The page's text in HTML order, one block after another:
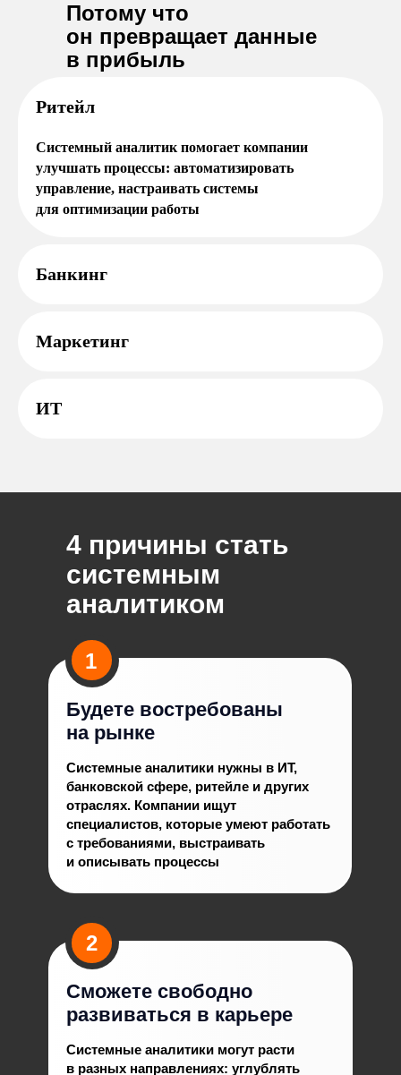
Потому что
он превращает данные
в прибыль
Рит ейл
Cистемный аналитик помогает компании
улучшать процессы: автоматизировать
управление, настраивать системы
для оптимизации работы
Банки нг
Марк етинг
ИТ
Будете востребованы
на рынке
Системные аналитики нужны в ИТ,
банковской сфере, ритейле и других
отраслях. Компании ищут
специалистов, которые умеют работать
с требованиями, выстраивать
и описывать процессы
1
Сможете свободно
развиваться в карьере
Системные аналитики могут расти
в разных направлениях: углублять
2
4 причины стать
системным
аналитиком